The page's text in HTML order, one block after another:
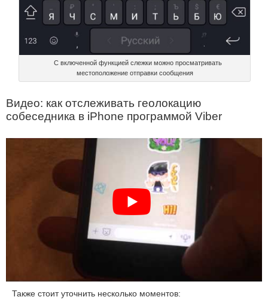
С включенной функцией слежки можно просматривать
местоположение отправки сообщения
Видео: как отслеживать геолокацию
собеседника в iPhone программой Viber
Также стоит уточнить несколько моментов: